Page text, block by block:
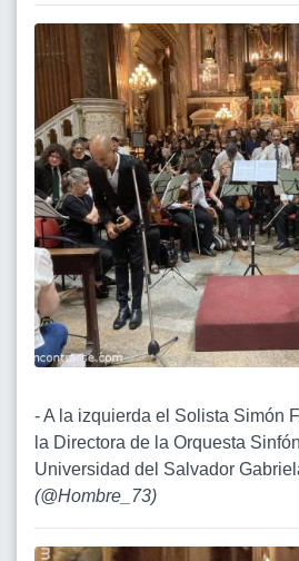
- A la izquierda el Solista Simón
la Directora de la Orquesta
Universidad del Salvador
(@Hombre_73)